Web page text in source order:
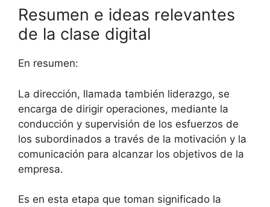
Resumen e ideas relevantes
de la clase digital
En resumen:
La dirección, llamada también liderazgo, se
encarga de dirigir operaciones, mediante la
conducción y supervisión de los esfuerzos de
los subordinados a través de la motivación y la
comunicación para alcanzar los objetivos de la
empresa.
Es en esta etapa que toman significado la